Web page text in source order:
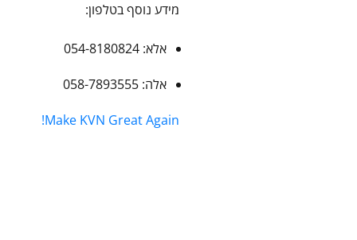
מידע נוסף בטלפון:
אלא: 054-8180824
אלה: 058-7893555
Make KVN Great Again!